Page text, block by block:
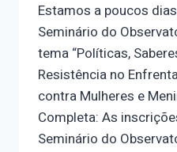
Estamos a poucos
Seminário do
tema “Políticas,
Resistência no
contra Mulheres e
Completa: As
Seminário do